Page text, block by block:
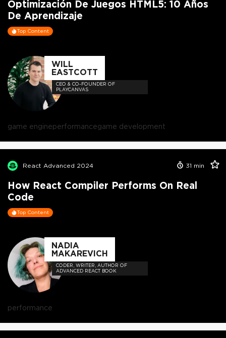
Optimización De Juegos HTML5: 10 Años
De Aprendizaje
Top Content
WILL
EASTCOTT
CEO & CO-FOUNDER OF
PLAYCANVAS
game engineperformancegame development
React Advanced 2024 31 min
How React Compiler Performs On Real
Code
Top Content
NADIA
MAKAREVICH
CODER, WRITER, AUTHOR OF
ADVANCED REACT BOOK
performance